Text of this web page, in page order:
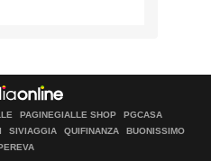
PAGINEGIALLE SHOP
PGCASA
SIVIAGGIA QUIFINANZA
BUONISSIMO